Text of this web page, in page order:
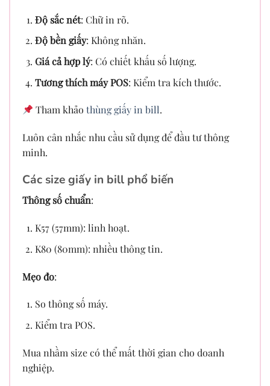
Độ sắc nét: Chữ in rõ.
Độ bền giấy: Không nhăn.
Giá cả hợp lý: Có chiết khấu số lượng.
Tương thích máy POS: Kiểm tra kích thước.
Tham khảothùng giấy in bill.
Luôn cân nhắc nhu cầu sử dụng để đầu tư thông
minh.
Các size giấy in bill phổ biến
Thông số chuẩn:
K57 (57mm): linh hoạt.
K80 (80mm): nhiều thông tin.
Mẹo đo:
So thông số máy.
Kiểm tra POS.
Mua nhầm size có thể mất thời gian cho doanh
nghiệp.